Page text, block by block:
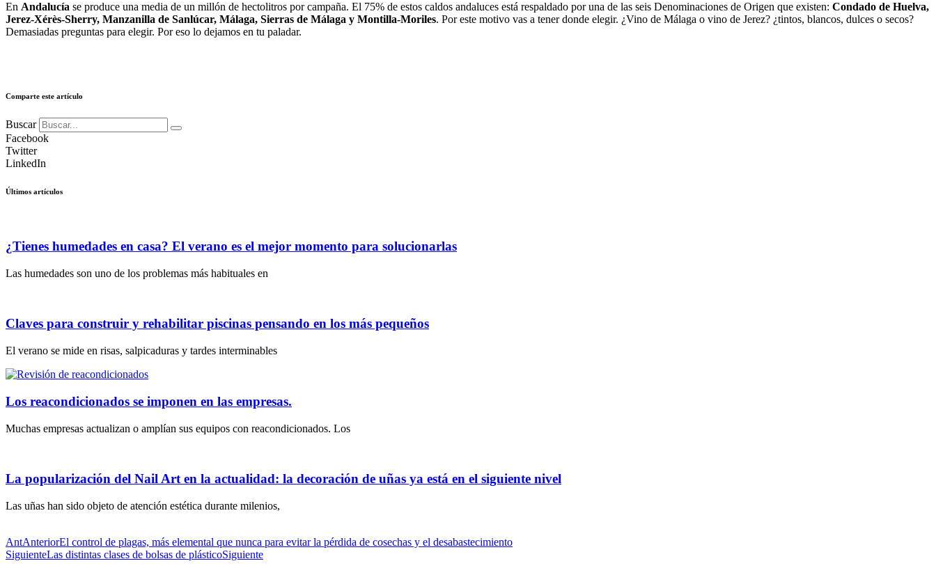
En Andalucía se produce una media de un millón de hectolitros por campaña. El 75% de estos caldos andaluces está respaldado por una de las seis Denominaciones de Origen que existen: Condado de Huelva,
Jerez-Xérès-Sherry, Manzanilla de Sanlúcar, Málaga, Sierras de Málaga y Montilla-Moriles. Por este motivo vas a tener donde elegir. ¿Vino de Málaga o vino de Jerez? ¿tintos, blancos, dulces o secos?
Demasiadas preguntas para elegir. Por eso lo dejamos en tu paladar.
Comparte este artículo
Buscar
Facebook
Twitter
LinkedIn
Últimos artículos
¿Tienes humedades en casa? El verano es el mejor momento para solucionarlas
Las humedades son uno de los problemas más habituales en
Claves para construir y rehabilitar piscinas pensando en los más pequeños
El verano se mide en risas, salpicaduras y tardes interminables
Los reacondicionados se imponen en las empresas.
Muchas empresas actualizan o amplían sus equipos con reacondicionados. Los
La popularización del Nail Art en la actualidad: la decoración de uñas ya está en el siguiente nivel
Las uñas han sido objeto de atención estética durante milenios,
AntAnteriorEl control de plagas, más elemental que nunca para evitar la pérdida de cosechas y el desabastecimiento
SiguienteLas distintas clases de bolsas de plásticoSiguiente